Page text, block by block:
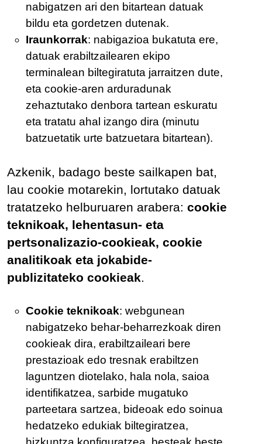
nabigatzen ari den bitartean datuak
bildu eta gordetzen dutenak.
Iraunkorrak: nabigazioa bukatuta ere,
datuak erabiltzailearen ekipo
terminalean biltegiratuta jarraitzen dute,
eta cookie-aren arduradunak
zehaztutako denbora tartean eskuratu
eta tratatu ahal izango dira (minutu
batzuetatik urte batzuetara bitartean).
Azkenik, badago beste sailkapen bat,
lau cookie motarekin, lortutako datuak
tratatzeko helburuaren arabera: cookie
teknikoak, lehentasun- eta
pertsonalizazio-cookieak, cookie
analitikoak eta jokabide-
publizitateko cookieak
Cookie teknikoak: webgunean
nabigatzeko behar-beharrezkoak diren
cookieak dira, erabiltzaileari bere
prestazioak edo tresnak erabiltzen
laguntzen diotelako, hala nola, saioa
identifikatzea, sarbide mugatuko
parteetara sartzea, bideoak edo soinua
hedatzeko edukiak biltegiratzea,